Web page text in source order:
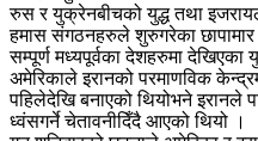
रुस र युक्रेनबीचको युद्ध तथा
हमास संगठनहरुले शुरुगरेका छापामार
सम्पूर्ण मध्यपूर्वका देशहरुमा
अमेरिकाले इरानको परमाणविक
पहिलेदेखि बनाएको थियोभने इरानले
ध्वंसगर्ने चेतावनीदिँदै आएको थियो ।